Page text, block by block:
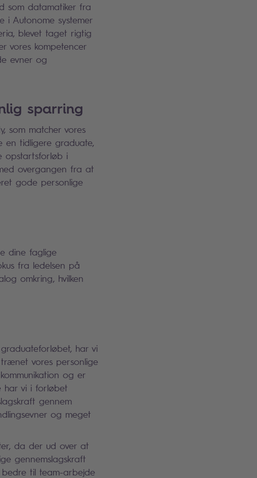
som datamatiker fra
i Autonome systemer
blevet taget rigtig
vores kompetencer
evner og
sparring
som matcher vores
en tidligere graduate,
opstartsforløb i
overgangen fra at
gode personlige
dine faglige
fra ledelsen på
omkring, hvilken
har vi
vores personlige
og er
har vi i forløbet
gennem
og meget
da der ud over at
gennemslagskraft
til team-arbejde